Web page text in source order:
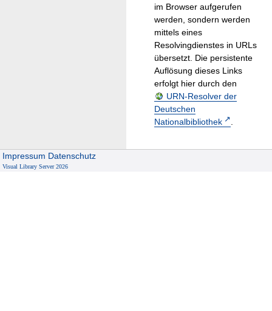
im Browser aufgerufen
werden, sondern werden
mittels eines
Resolvingdienstes in URLs
übersetzt. Die persistente
Auflösung dieses Links
erfolgt hier durch den
URN-Resolver der
Deutschen
Nationalbibliothek
.
Impressum Datenschutz
Visual Library Server 2026